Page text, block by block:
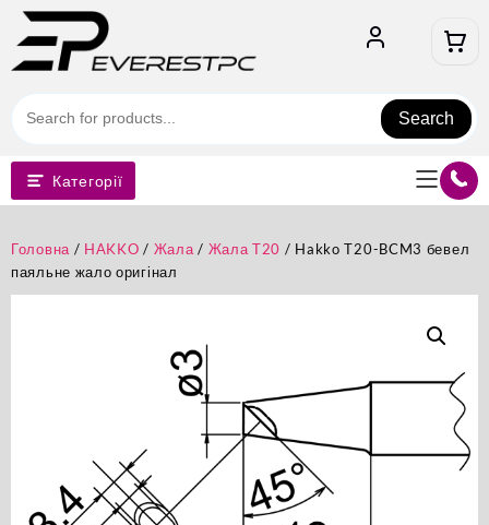
Перейти
Search
Категорії
Головна / HAKKO / Жала / Жала T20 / Hakko T20-BCM3 бевел
паяльне жало оригінал